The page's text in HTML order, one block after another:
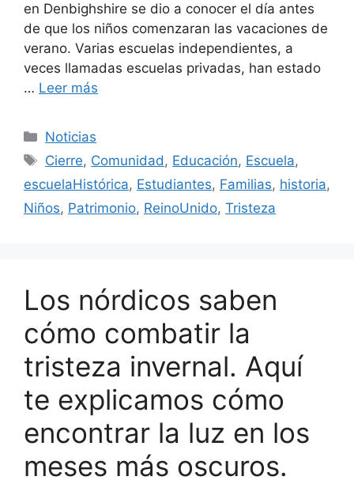
en Denbighshire se dio a conocer el día antes
de que los niños comenzaran las vacaciones de
verano. Varias escuelas independientes, a
veces llamadas escuelas privadas, han estado
… Leer más
Categorías
Noticias
Etiquetas
Cierre, Comunidad, Educación, Escuela,
escuelaHistórica, Estudiantes, Familias, historia,
Niños, Patrimonio, ReinoUnido, Tristeza
Los nórdicos saben
cómo combatir la
tristeza invernal. Aquí
te explicamos cómo
encontrar la luz en los
meses más oscuros.